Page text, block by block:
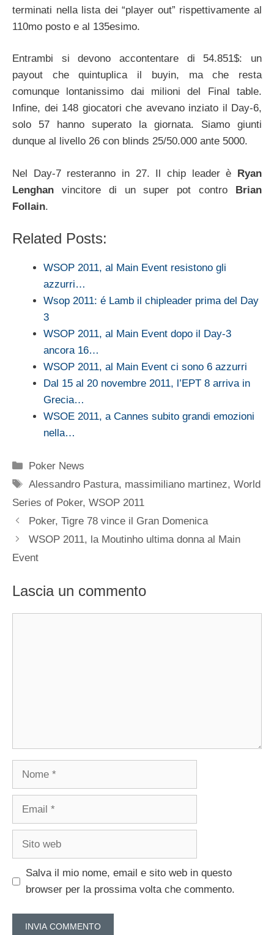
terminati nella lista dei “player out” rispettivamente al
110mo posto e al 135esimo.
Entrambi si devono accontentare di 54.851$: un
payout che quintuplica il buyin, ma che resta
comunque lontanissimo dai milioni del Final table.
Infine, dei 148 giocatori che avevano inziato il Day-6,
solo 57 hanno superato la giornata. Siamo giunti
dunque al livello 26 con blinds 25/50.000 ante 5000.
Nel Day-7 resteranno in 27. Il chip leader è Ryan
Lenghan vincitore di un super pot contro Brian
Follain.
Related Posts:
WSOP 2011, al Main Event resistono gli
azzurri…
Wsop 2011: é Lamb il chipleader prima del Day
3
WSOP 2011, al Main Event dopo il Day-3
ancora 16…
WSOP 2011, al Main Event ci sono 6 azzurri
Dal 15 al 20 novembre 2011, l’EPT 8 arriva in
Grecia…
WSOE 2011, a Cannes subito grandi emozioni
nella…
Categorie
Poker News
Tag
Alessandro Pastura, massimiliano martinez,World
Series of Poker, WSOP 2011
Poker, Tigre 78 vince il Gran Domenica
WSOP 2011, la Moutinho ultima donna al Main
Event
Lascia un commento
Nome
Email
Sito
Salva il mio nome, email e sito web in questo
browser per la prossima volta che commento.